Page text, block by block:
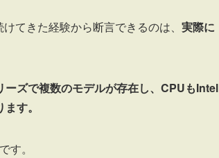
てきた経験から断言できるのは、 実際に
ズで複数のモデルが存在し、CPUもIntel
す。
す。